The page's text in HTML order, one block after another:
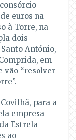
euros na
à Torre, na
dois
António,
em
vão “resolver
para a
empresa
Estrela
ao